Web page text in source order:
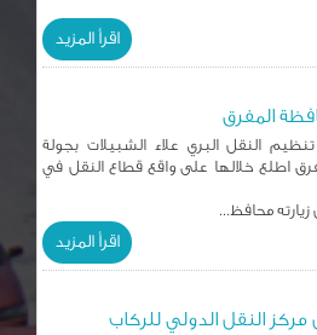
اقرأ المزيد
المفرق
النقل البري علاء الشبيلات بجولة
اطلع خلالها على واقع قطاع النقل في
محافظ...
اقرأ المزيد
النقل الدولي للركاب